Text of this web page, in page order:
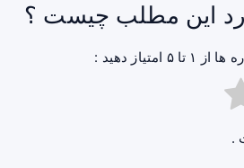
این مطلب چیست ؟
دهید :
.